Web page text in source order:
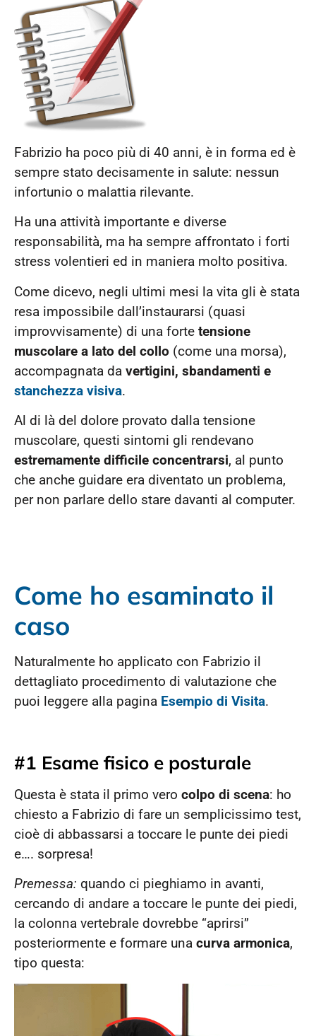
Fabrizio ha poco più di 40 anni, è in forma ed è
sempre stato decisamente in salute: nessun
infortunio o malattia rilevante.
Ha una attività importante e diverse
responsabilità, ma ha sempre affrontato i forti
stress volentieri ed in maniera molto positiva.
Come dicevo, negli ultimi mesi la vita gli è stata
resa impossibile dall’instaurarsi (quasi
improvvisamente) di una forte tensione
muscolare a lato del collo (come una morsa),
accompagnata da vertigini, sbandamenti e
stanchezza visiva.
Al di là del dolore provato dalla tensione
muscolare, questi sintomi gli rendevano
estremamente difficile concentrarsi, al punto
che anche guidare era diventato un problema,
per non parlare dello stare davanti al computer.
Come ho esaminato il
caso
Naturalmente ho applicato con Fabrizio il
dettagliato procedimento di valutazione che
puoi leggere alla pagina Esempio di Visita.
#1 Esame fisico e posturale
Questa è stata il primo vero colpo di scena: ho
chiesto a Fabrizio di fare un semplicissimo test,
cioè di abbassarsi a toccare le punte dei piedi
e…. sorpresa!
Premessa: quando ci pieghiamo in avanti,
cercando di andare a toccare le punte dei piedi,
la colonna vertebrale dovrebbe “aprirsi”
posteriormente e formare una curva armonica,
tipo questa: